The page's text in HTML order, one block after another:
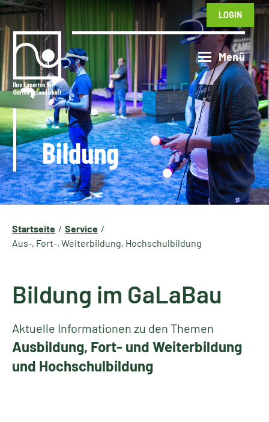
LOGIN
Bildung
Startseite
Service
Aus-, Fort-, Weiterbildung, Hochschulbildung
Bildung im GaLaBau
Aktuelle Informationen zu den Themen
Ausbildung, Fort- und Weiterbildung
und Hochschulbildung